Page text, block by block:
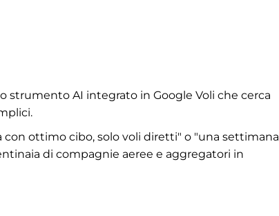
strumento AI integrato in Google Voli che cerca
ottimo cibo, solo voli diretti" o "una settimana
di compagnie aeree e aggregatori in